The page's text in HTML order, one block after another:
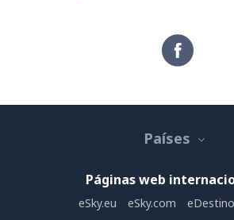
Países
Páginas web
eSky.eu eSky.com